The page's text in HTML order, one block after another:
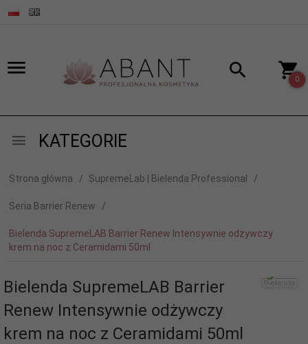
0
KATEGORIE
Strona główna SupremeLab | Bielenda Professional
Seria Barrier Renew
Bielenda SupremeLAB Barrier Renew Intensywnie odżywczy
krem na noc z Ceramidami 50ml
Bielenda SupremeLAB Barrier
Renew Intensywnie odżywczy
krem na noc z Ceramidami 50ml